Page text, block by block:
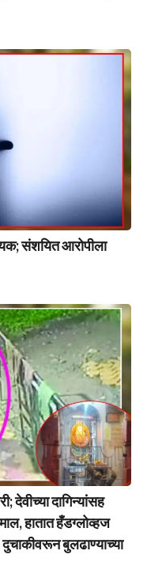
संशयित आरोपीला
देवीच्या दागिन्यांसह
हातात हँडग्लोव्हज
बुलढाण्याच्या